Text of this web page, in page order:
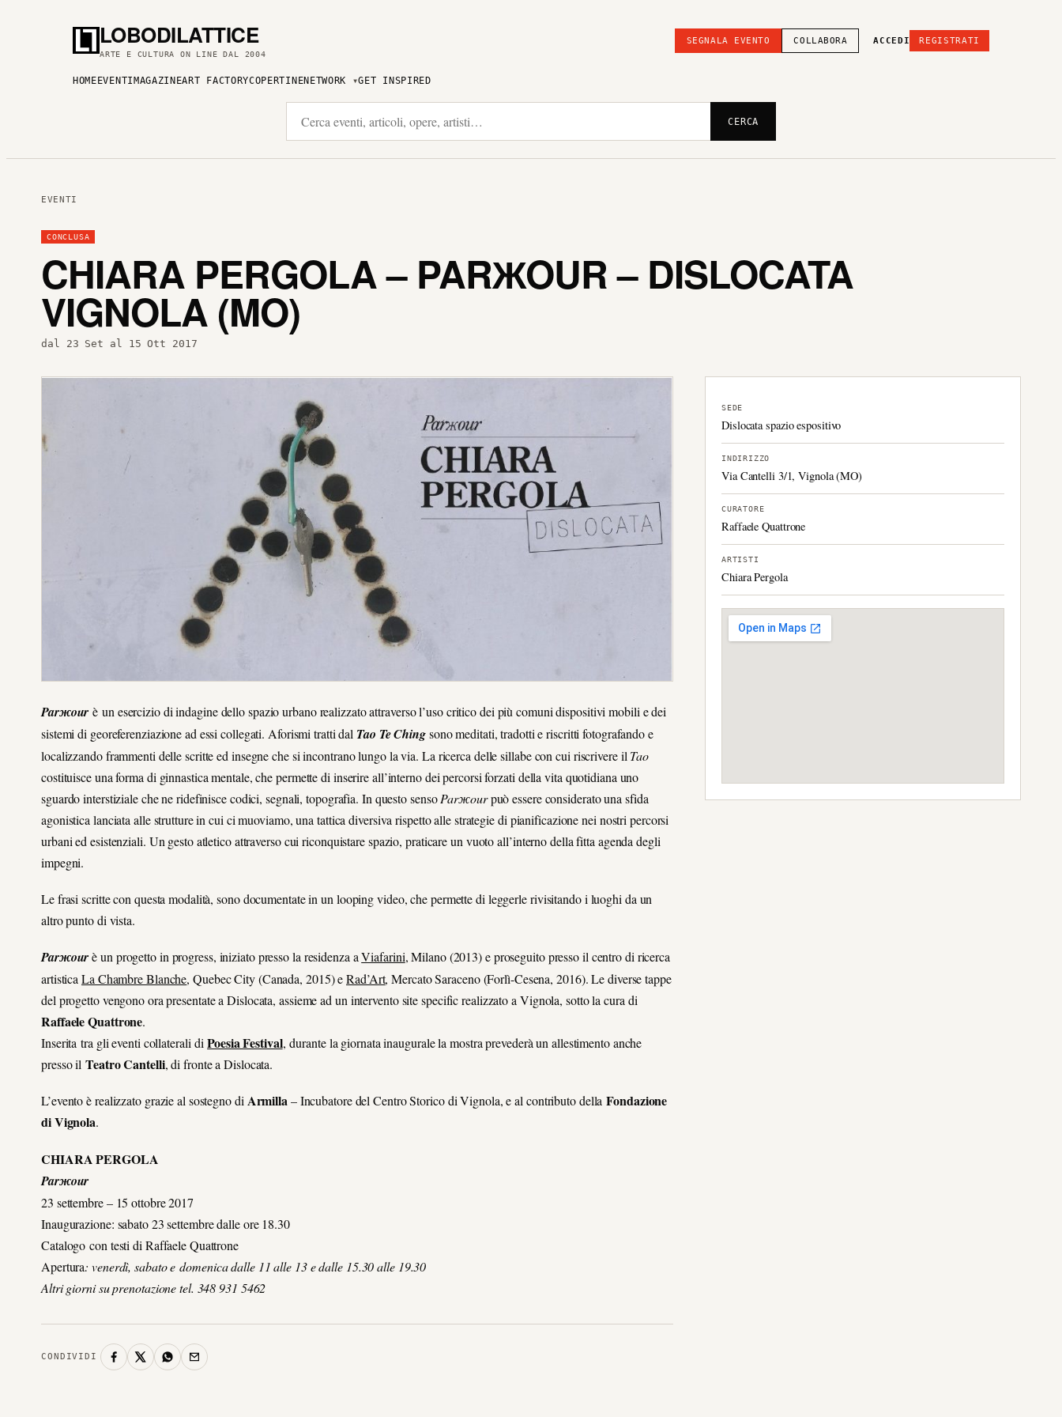
LOBODILATTICE
ARTE E CULTURA ON LINE DAL 2004
SEGNALA EVENTO COLLABORA ACCEDI REGISTRATI
HOME EVENTI MAGAZINEART FACTORYCOPERTINENETWORK GET INSPIRED
CERCA
EVENTI
CONCLUSA
CHIARA PERGOLA – PARЖOUR – DISLOCATA
VIGNOLA (MO)
dal 23 Set al 15 Ott 2017
Parжour è un esercizio di indagine dello spazio urbano realizzato attraverso l’uso critico dei più comuni dispositivi mobili e dei
sistemi di georeferenziazione ad essi collegati. Aforismi tratti dal Tao Te Chingsono meditati, tradotti e riscritti fotografando e
localizzando frammenti delle scritte ed insegne che si incontrano lungo la via. La ricerca delle sillabe con cui riscrivere il Tao
costituisce una forma di ginnastica mentale, che permette di inserire all’interno dei percorsi forzati della vita quotidiana uno
sguardo interstiziale che ne ridefinisce codici, segnali, topografia. In questo sensoParжourpuò essere considerato una sfida
agonistica lanciata alle strutture in cui ci muoviamo, una tattica diversiva rispetto alle strategie di pianificazione nei nostri percorsi
urbani ed esistenziali. Un gesto atletico attraverso cui riconquistare spazio, praticare un vuoto all’interno della fitta agenda degli
impegni.
Le frasi scritte con questa modalità, sono documentate in un looping video, che permette di leggerle rivisitando i luoghi da un
altro punto di vista.
Parжourè un progetto in progress, iniziato presso la residenza aViafarini, Milano (2013) e proseguito presso il centro di ricerca
artisticaLa Chambre Blanche, Quebec City (Canada, 2015) eRad’Art, Mercato Saraceno (Forlì-Cesena, 2016). Le diverse tappe
del progetto vengono ora presentate a Dislocata, assieme ad un intervento site specific realizzato a Vignola, sotto la cura di
Raffaele Quattrone.
Inserita tra gli eventi collaterali diPoesia Festival, durante la giornata inaugurale la mostra prevederà un allestimento anche
presso ilTeatro Cantelli, di fronte a Dislocata.
L’evento è realizzato grazie al sostegno diArmilla– Incubatore del Centro Storico di Vignola, e al contributo dellaFondazione
di Vignola.
CHIARA PERGOLA
Parжour
23 settembre – 15 ottobre 2017
Inaugurazione: sabato 23 settembre dalle ore 18.30
Catalogo con testi di Raffaele Quattrone
Apertura: venerdì, sabato e domenica dalle 11 alle 13 e dalle 15.30 alle 19.30
Altri giorni su prenotazione tel. 348 931 5462
CONDIVIDI
SEDE
Dislocata spazio espositivo
INDIRIZZO
Via Cantelli 3/1, Vignola (MO)
CURATORE
Raffaele Quattrone
ARTISTI
Chiara Pergola